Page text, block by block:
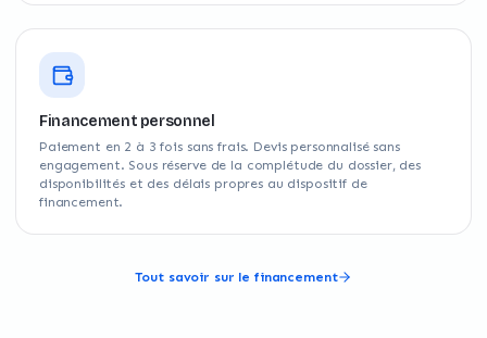
Financement personnel
Paiement en 2 à 3 fois sans frais. Devis personnalisé sans
engagement. Sous réserve de la complétude du dossier, des
disponibilités et des délais propres au dispositif de
financement.
Tout savoir sur le financement